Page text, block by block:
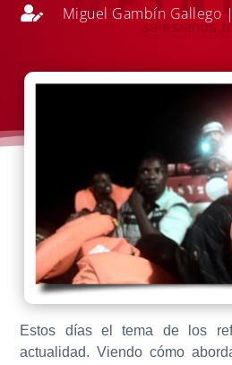
 Miguel Gambín Gallego|
Estos días el tema de los
actualidad. Viendo cómo